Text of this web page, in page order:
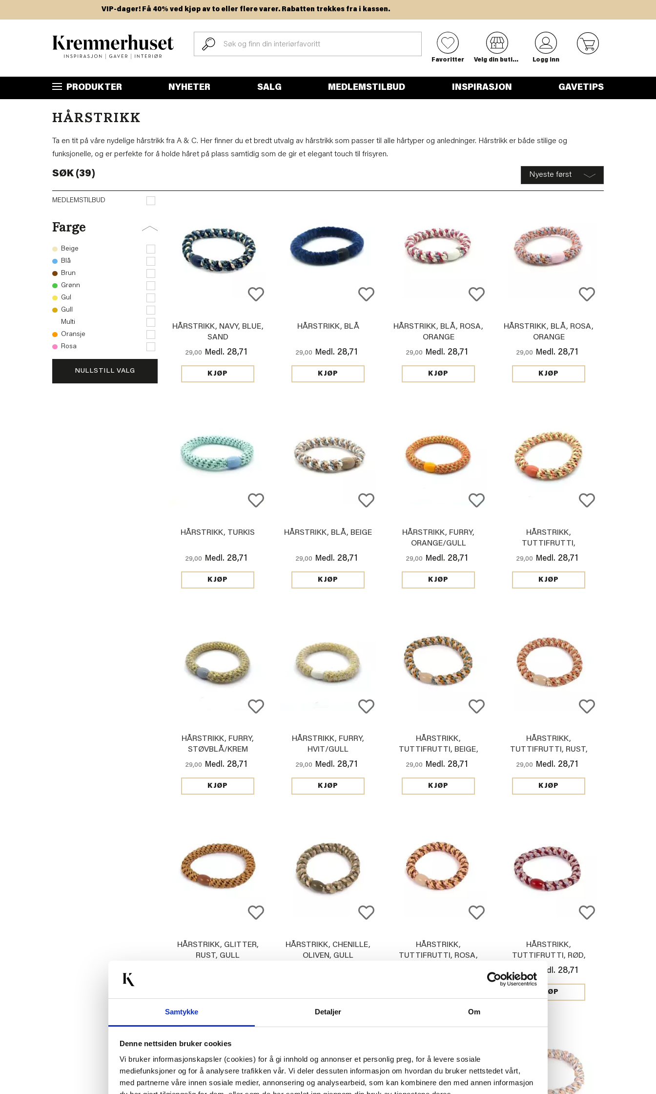
Samtykke Detaljer Om
Denne nettsiden bruker cookies
Vi bruker informasjonskapsler (cookies) for å gi innhold og annonser et personlig preg, for å levere sosiale
mediefunksjoner og for å analysere trafikken vår. Vi deler dessuten informasjon om hvordan du bruker nettstedet vårt,
med partnerne våre innen sosiale medier, annonsering og analysearbeid, som kan kombinere den med annen informasjon
til
VIP-dager! Få 40% ved kjøp av to eller flere varer. Rabatten trekkes fra i kassen.
0
Favoritter Velg din butikk Logg inn
PRODUKTER NYHETER SALG MEDLEMSTILBUD INSPIRASJON GAVETIPS
HÅRSTRIKK
Ta en tit på våre nydelige hårstrikk fra A & C. Her finner du et bredt utvalg av hårstrikk som passer til alle hårtyper og anledninger. Hårstrikk er både stilige og
funksjonelle, og er perfekte for å holde håret på plass samtidig som de gir et elegant touch til frisyren.
MEDLEMSTILBUD
Farge
Beige
Blå
Brun
Grønn
Gul
Gull
Multi
Oransje
Rosa
NULLSTILL VALG
SØK (39)
HÅRSTRIKK, NAVY, BLUE,
SAND
29,00 Medl. 28,71
KJØP
HÅRSTRIKK, BLÅ
29,00 Medl. 28,71
KJØP
HÅRSTRIKK, BLÅ, ROSA,
ORANGE
29,00 Medl. 28,71
KJØP
HÅRSTRIKK, BLÅ, ROSA,
ORANGE
29,00 Medl. 28,71
KJØP
HÅRSTRIKK, TURKIS
29,00 Medl. 28,71
KJØP
HÅRSTRIKK, BLÅ, BEIGE
29,00 Medl. 28,71
KJØP
HÅRSTRIKK, FURRY,
ORANGE/GULL
29,00 Medl. 28,71
KJØP
HÅRSTRIKK,
TUTTIFRUTTI,
PEACH/GULL
29,00 Medl. 28,71
KJØP
HÅRSTRIKK, FURRY,
STØVBLÅ/KREM
29,00 Medl. 28,71
KJØP
HÅRSTRIKK, FURRY,
HVIT/GULL
29,00 Medl. 28,71
KJØP
HÅRSTRIKK,
TUTTIFRUTTI, BEIGE,
RUST, PET
29,00 Medl. 28,71
KJØP
HÅRSTRIKK,
TUTTIFRUTTI, RUST,
GULL, TAUPE
29,00 Medl. 28,71
KJØP
HÅRSTRIKK, GLITTER,
RUST, GULL
HÅRSTRIKK, CHENILLE,
OLIVEN, GULL
HÅRSTRIKK,
TUTTIFRUTTI, ROSA,
HÅRSTRIKK,
TUTTIFRUTTI, RØD,
LILLA, GULL
29,00 Medl. 28,71
KJØP